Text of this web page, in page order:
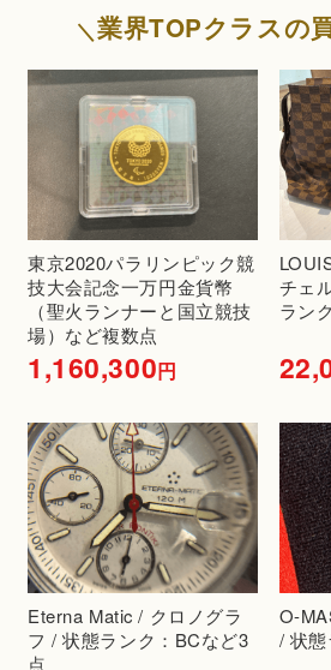
業界TOPクラスの
東京2020パラリンピック競
技大会記念一万円金貨幣
（聖火ランナーと国立競技
場）など複数点
1,160,300円
チェ
ラン
Eterna Matic / クロノグラ
フ / 状態ランク：BCなど3
点
O-
/ 状